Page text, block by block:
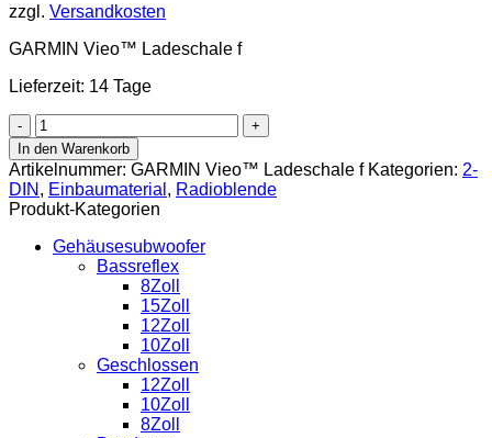
zzgl. Versandkosten
GARMIN Vieo™ Ladeschale f
Lieferzeit: 14 Tage
GARMIN
Vieo™
Ladeschale
f
Menge
In den Warenkorb
Artikelnummer: GARMIN Vieo™ Ladeschale f Kategorien: 2-
DIN , Einbaumaterial , Radioblende
Produkt-Kategorien
Gehäusesubwoofer
Bassreflex
8Zoll
15Zoll
12Zoll
10Zoll
Geschlossen
12Zoll
10Zoll
8Zoll